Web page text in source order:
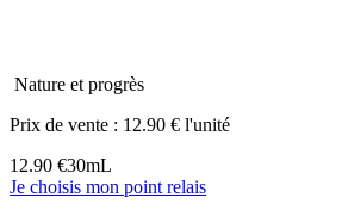
Nature et progrès
Prix de vente : 12.90 € l'unité
12.90 €30mL
Je choisis mon point relais